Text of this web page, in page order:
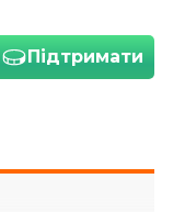
Підтримати